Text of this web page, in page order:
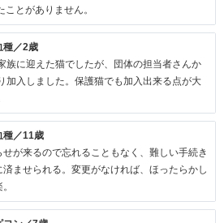
とがありません。
種／2歳
族に迎えた猫でしたが、団体の担当者さんか
加入しました。保護猫でも加入出来る点が大
種／11歳
が来るので忘れることもなく、難しい手続き
済ませられる。変更がなければ、ほったらかし